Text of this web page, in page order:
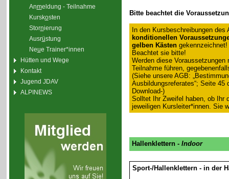
Anmeldung - Teilnahme
Kurskosten
Stornierung
Ausrüstung
Neue Trainer*innen
Hütten und Wege
Kontakt
Jugend JDAV
ALPINEWS
Bitte beachtet die
In den Kursbeschreibungen
konditionellen
gelben Kästengekennzeichnet!
Beachtet sie bitte!
Werden diese
Teilnahme führen,
(Siehe unsere AGB:
Ausbildungsreferates“; Seite 45
Download-)
Solltet Ihr Zweifel haben, ob Ihr
jeweiligen Kursleiter*innen. Sie
Hallenklettern - Indoor
Sport-/Hallenklettern - in der